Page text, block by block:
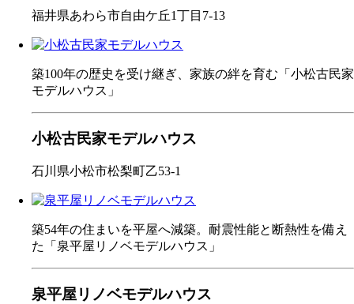
福井県あわら市自由ケ丘1丁目7-13
築100年の歴史を受け継ぎ、家族の絆を育む「小松古民家
モデルハウス」
小松古民家モデルハウス
石川県小松市松梨町乙53-1
築54年の住まいを平屋へ減築。耐震性能と断熱性を備え
た「泉平屋リノベモデルハウス」
泉平屋リノベモデルハウス